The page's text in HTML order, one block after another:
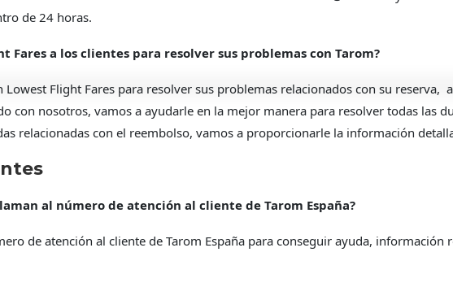
de 24 horas.
Fares a los clientes para resolver sus problemas con Tarom?
Lowest Flight Fares para resolver sus problemas relacionados con su reserva,
con nosotros, vamos a ayudarle en la mejor manera para resolver todas las
relacionadas con el reembolso, vamos a proporcionarle la información
al número de atención al cliente de Tarom España?
de atención al cliente de Tarom España para conseguir ayuda,